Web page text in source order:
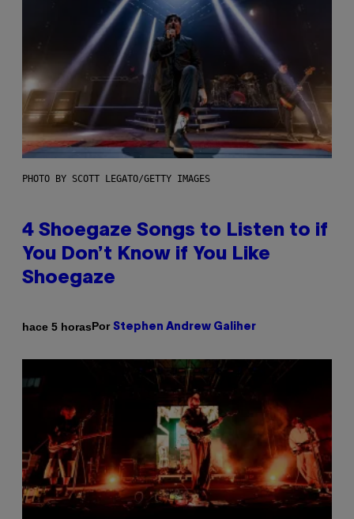
PHOTO BY SCOTT LEGATO/GETTY IMAGES
4 Shoegaze Songs to Listen to if
You Don’t Know if You Like
Shoegaze
hace 5 horasPor Stephen Andrew Galiher